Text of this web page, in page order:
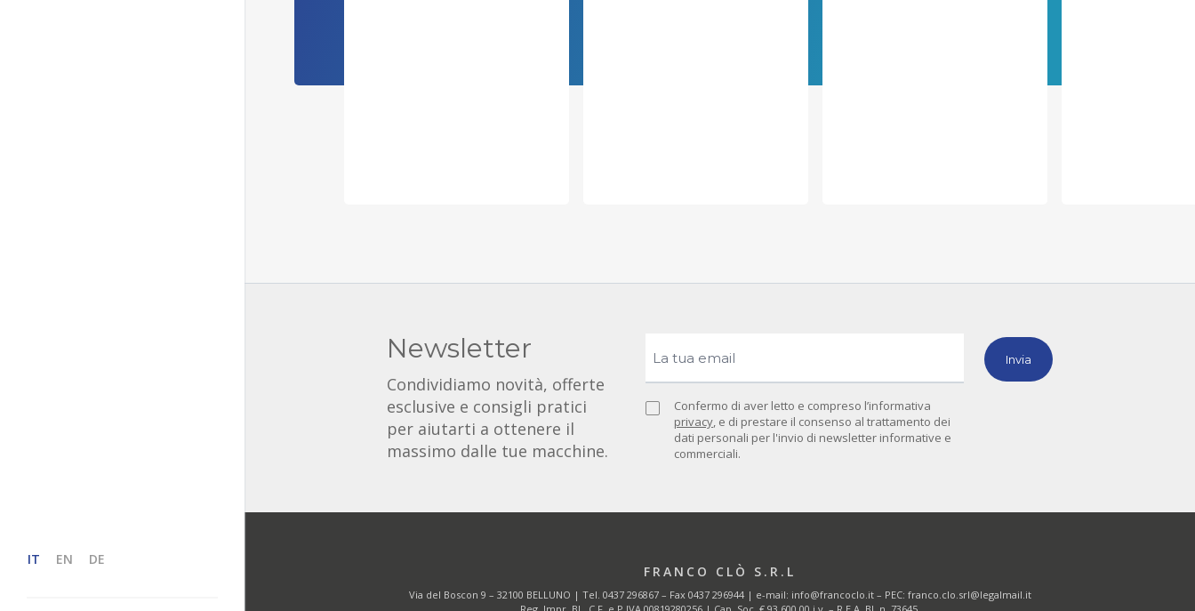
IT EN DE
Newsletter
Condividiamo novità, offerte
esclusive e consigli pratici
per aiutarti a ottenere il
massimo dalle tue macchine.
Confermo di aver letto e compreso l’informativa
privacy, e di prestare il consenso al trattamento dei
dati personali per l'invio di newsletter informative e
commerciali.
FRANCO CLÒ S.R.L
Via del Boscon 9 – 32100 BELLUNO | Tel. 0437 296867– Fax 0437 296944 | e-mail: info@francoclo.it– PEC: franco.clo.srl@legalmail.it